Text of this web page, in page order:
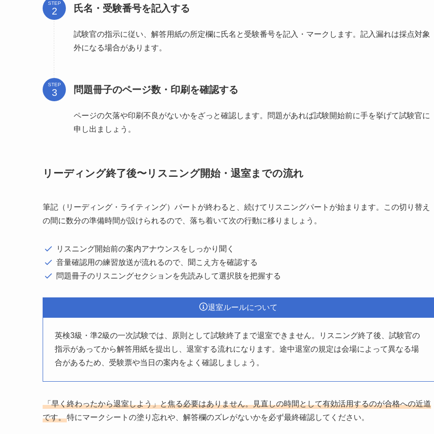
STEP 氏名・受験番号を記入する
試験官の指示に従い、解答用紙の所定欄に氏名と受験番号を記入・マークします。記入漏れは採点対象
外になる場合があります。
STEP 問題冊子のページ数・印刷を確認する
ページの欠落や印刷不良がないかをざっと確認します。問題があれば試験開始前に手を挙げて試験官に
申し出ましょう。
リーディング終了後〜リスニング開始・退室までの流れ
筆記（リーディング・ライティング）パートが終わると、続けてリスニングパートが始まります。この切り替え
の間に数分の準備時間が設けられるので、落ち着いて次の行動に移りましょう。
リスニング開始前の案内アナウンスをしっかり聞く
音量確認用の練習放送が流れるので、聞こえ方を確認する
問題冊子のリスニングセクションを先読みして選択肢を把握する
退室ルールについて
英検3級・準2級の一次試験では、原則として試験終了まで退室できません。リスニング終了後、試験官の
指示があってから解答用紙を提出し、退室する流れになります。途中退室の規定は会場によって異なる場
合があるため、受験票や当日の案内をよく確認しましょう。
「早く終わったから退室しよう」と焦る必要はありません。見直しの時間として有効活用するのが合格への近道
です。特にマークシートの塗り忘れや、解答欄のズレがないかを必ず最終確認してください。